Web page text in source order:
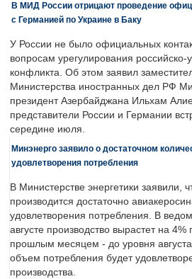
В МИД России отрицают проведение
с Германией по Украине в Баку
У России не было официальных
вопросам урегулирования российско-
конфликта. Об этом заявил
Министерства иностранных дел РФ
президент Азербайджана Ильхам
представители России и Германии
середине июля.
Минэнерго заявило о достаточном
удовлетворения потребления
В Министерстве энергетики заявили,
производится достаточно
удовлетворения потребления. В
августе производство вырастет на
прошлым месяцем - до уровня
объем потребления будет
производства.